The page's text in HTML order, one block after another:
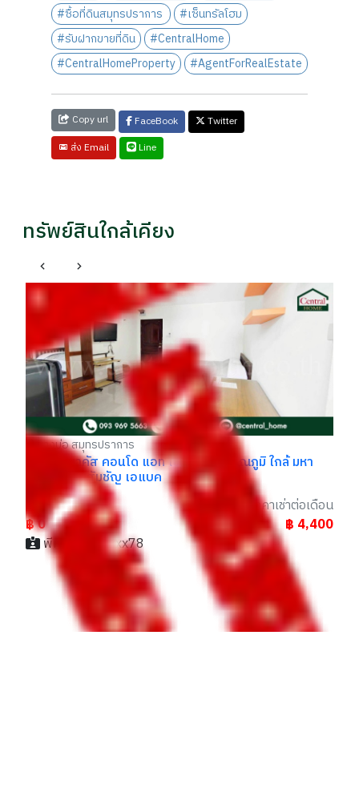
#ซื้อที่ดินสมุทรปราการ
#เซ็นทรัลโฮม
#รับฝากขายที่ดิน
#CentralHome
#CentralHomeProperty
#AgentForRealEstate
Copy url FaceBook
Twitter
ส่ง Email
Line
ทรัพย์สินใกล้เคียง
บางบ่อ สมุทรปราการ
ให้เช่า อบาคัส คอนโด แอท เอแบค สุวรรณภูมิ ใกล้ มหา
วิทยาลัยอัสสัมชัญ เอแบค
ราคา
฿ 0
ราคาเช่าต่อเดือน
฿ 4,400
พีท / 091xxxxx78